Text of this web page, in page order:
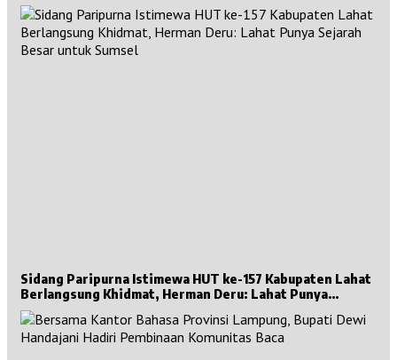
Sidang Paripurna Istimewa HUT ke-157 Kabupaten Lahat
Berlangsung Khidmat, Herman Deru: Lahat Punya
Sejarah Besar untuk Sumsel